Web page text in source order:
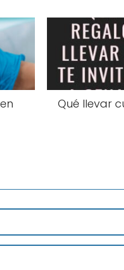
Qué llevar